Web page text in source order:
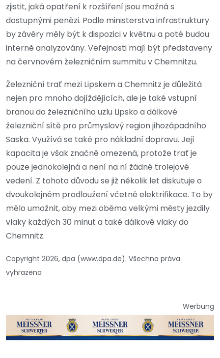
zjistit, jaká opatření k rozšíření jsou možná s
dostupnými penězi. Podle ministerstva infrastruktury
by závěry měly být k dispozici v květnu a poté budou
interně analyzovány. Veřejnosti mají být představeny
na červnovém železničním summitu v Chemnitzu.
Železniční trať mezi Lipskem a Chemnitz je důležitá
nejen pro mnoho dojíždějících, ale je také vstupní
branou do železničního uzlu Lipsko a dálkové
železniční sítě pro průmyslový region jihozápadního
Saska. Využívá se také pro nákladní dopravu. Její
kapacita je však značně omezená, protože trať je
pouze jednokolejná a není na ní žádné trolejové
vedení. Z tohoto důvodu se již několik let diskutuje o
dvoukolejném prodloužení včetně elektrifikace. To by
mělo umožnit, aby mezi oběma velkými městy jezdily
vlaky každých 30 minut a také dálkové vlaky do
Chemnitz.
Copyright 2026, dpa (www.dpa.de). Všechna práva
vyhrazena
Werbung